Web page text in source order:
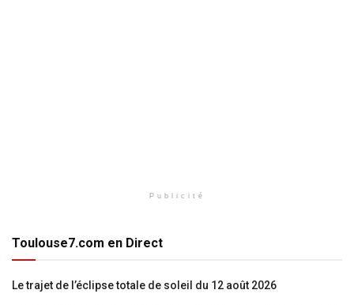
Publicité
Toulouse7.com en Direct
Le trajet de l’éclipse totale de soleil du 12 août 2026